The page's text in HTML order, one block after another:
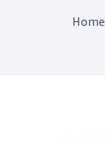
Home